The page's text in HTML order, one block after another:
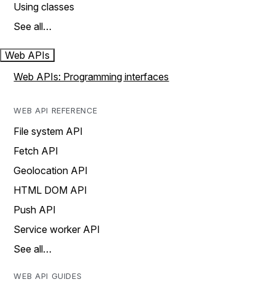
Using classes
See all…
Web APIs
Web APIs: Programming interfaces
WEB API REFERENCE
File system API
Fetch API
Geolocation API
HTML DOM API
Push API
Service worker API
See all…
WEB API GUIDES